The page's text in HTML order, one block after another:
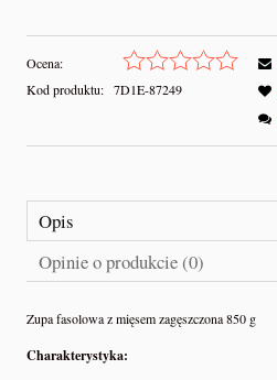
Ocena:
Kod produktu: 7D1E-87249
Opis
Opinie o produkcie (0)
Zupa fasolowa z mięsem zagęszczona 850 g
Charakterystyka: